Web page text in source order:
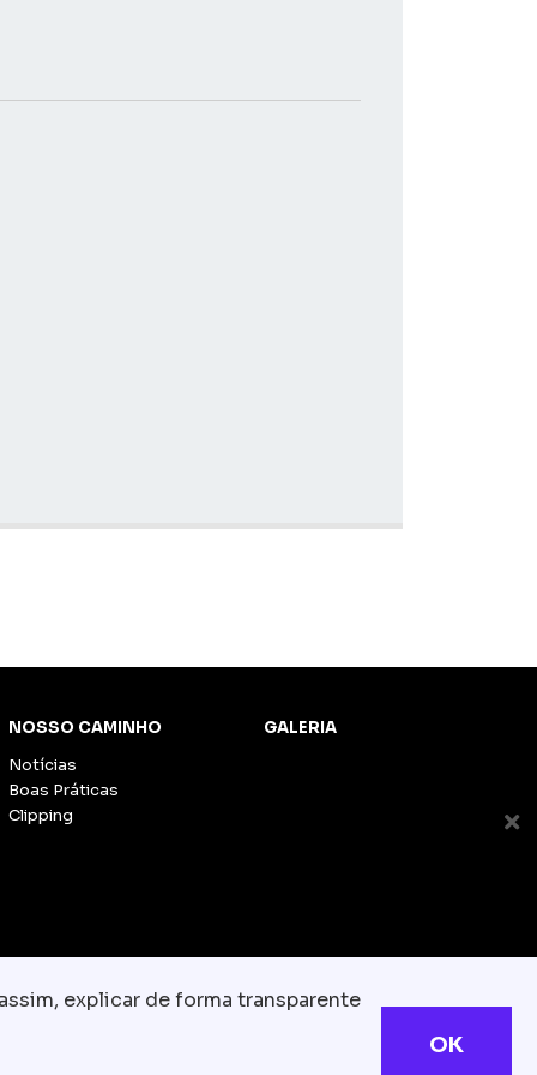
NOSSO CAMINHO
Notícias
Boas Práticas
Clipping
GALERIA
explicar de forma transparente
OK